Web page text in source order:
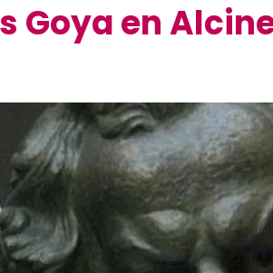
Goya en